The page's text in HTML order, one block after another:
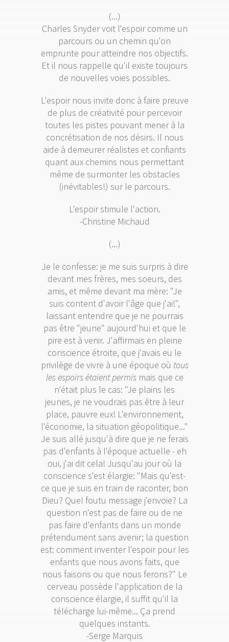
(...)
Charles Snyder voit l'espoir comme un
parcours ou un chemin qu'on
emprunte pour atteindre nos objectifs.
Et il nous rappelle qu'il existe toujours
de nouvelles voies possibles.
L'espoir nous invite donc à faire preuve
de plus de créativité pour percevoir
toutes les pistes pouvant mener à la
concrétisation de nos désirs. Il nous
aide à demeurer réalistes et confiants
quant aux chemins nous permettant
même de surmonter les obstacles
(inévitables!) sur le parcours.
L'espoir stimule l'action.
-Christine Michaud
(...)
Je le confesse: je me suis surpris à dire
devant mes frères, mes soeurs, des
amis, et même devant ma mère: "Je
suis content d'avoir l'âge que j'ai!",
laissant entendre que je ne pourrais
pas être "jeune" aujourd'hui et que le
pire est à venir. J'affirmais en pleine
conscience étroite, que j'avais eu le
privilège de vivre à une époque où tous
les espoirs étaient permis mais que ce
n'était plus le cas: "Je plains les
jeunes, je ne voudrais pas être à leur
place, pauvre eux! L'environnement,
l'économie, la situation géopolitique..."
Je suis allé jusqu'à dire que je ne ferais
pas d'enfants à l'époque actuelle - eh
oui, j'ai dit cela! Jusqu'au jour où la
conscience s'est élargie: "Mais qu'est-
ce que je suis en train de raconter, bon
Dieu? Quel foutu message j'envoie? La
question n'est pas de faire ou de ne
pas faire d'enfants dans un monde
prétendument sans avenir; la question
est: comment inventer l'espoir pour les
enfants que nous avons faits, que
nous faisons ou que nous ferons?" Le
cerveau possède l'application de la
conscience élargie, il suffit qu'il la
télécharge lui-même... Ça prend
quelques instants.
-Serge Marquis